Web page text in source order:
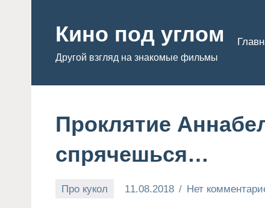
содержимому
Кино под углом
Другой взгляд на знакомые фильмы
Проклятие
спрячешься…
Про кукол 11.08.2018
Admin
Нет